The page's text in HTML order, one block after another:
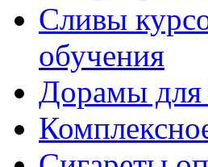
Сливы
обучения
Дорамы для